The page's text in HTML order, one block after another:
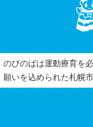
のびのばは運動療育を
願いを込められた札幌